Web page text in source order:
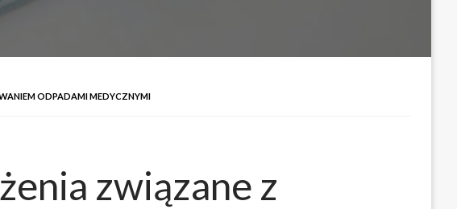
ODPADAMI MEDYCZNYMI
związane z